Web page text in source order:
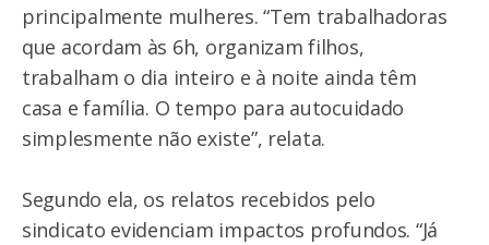
principalmente mulheres. “Tem trabalhadoras
que acordam às 6h, organizam filhos,
trabalham o dia inteiro e à noite ainda têm
casa e família. O tempo para autocuidado
simplesmente não existe”, relata.
Segundo ela, os relatos recebidos pelo
sindicato evidenciam impactos profundos. “Já